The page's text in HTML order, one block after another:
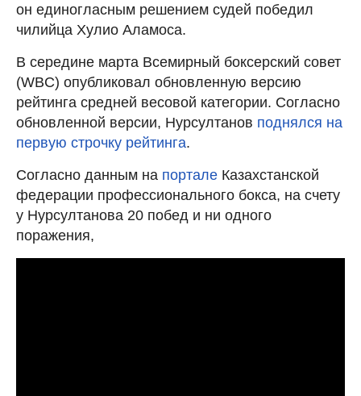
он единогласным решением судей победил
чилийца Хулио Аламоса.
В середине марта Всемирный боксерский совет
(WBC) опубликовал обновленную версию
рейтинга средней весовой категории. Согласно
обновленной версии, Нурсултанов поднялся на
первую строчку рейтинга.
Согласно данным на портале Казахстанской
федерации профессионального бокса, на счету
у Нурсултанова 20 побед и ни одного
поражения,